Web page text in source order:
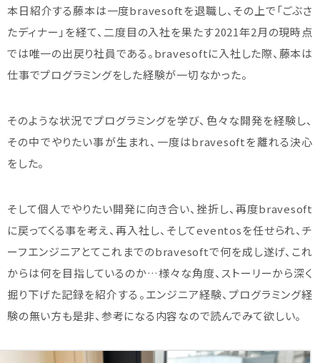
本日紹介する藤本は一度bravesoftを退職し、その上で「ごぶさ
たディナー」を経て、二度目の入社を果たす2021年2月の現時点
では唯一の出戻り社員である。bravesoftに入社した際、藤本は
仕事でプログラミングをした経験が一切なかった。
そのような状況でプログラミングを学び、色々な開発を経験し、
その中でやりたい事が生まれ、一度はbravesoftを離れる決心
をした。
そして個人でやりたい開発に向き合い、挫折し、再度bravesoft
に戻ってくる事を考え、再入社し、そしてeventosを任せられ、チ
ーフエンジニアとてこれまでのbravesoftで何を成し遂げ、これ
からは何を目指しているのか…様々な角度、ストーリーから深く
掘り下げた記録を紹介する。エンジニア経験、プログラミング経
験の無い方も是非、参考になる内容なので読んでみて欲しい。